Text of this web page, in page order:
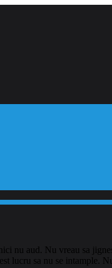
nu aud. Nu vreau sa
lucru sa nu se